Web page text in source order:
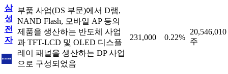
삼
성
전
자
부품 사업(DS 부문)에서 D램,
NAND Flash, 모바일 AP 등의
제품을 생산하는 반도체 사업
과 TFT-LCD 및 OLED 디스플
레이 패널을 생산하는 DP 사업
으로 구성되었음
231,000 0.22%
20,546,010
주